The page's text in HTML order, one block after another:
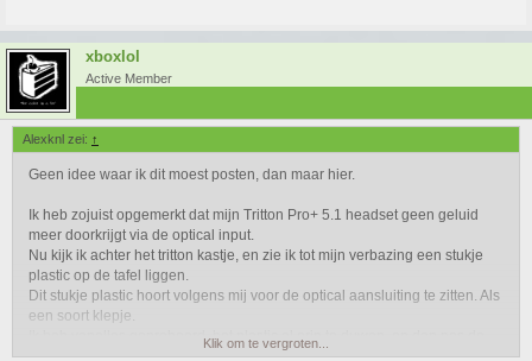
xboxlol
Active Member
Alexknl zei: ↑
Geen idee waar ik dit moest posten, dan maar hier.
Ik heb zojuist opgemerkt dat mijn Tritton Pro+ 5.1 headset geen geluid
meer doorkrijgt via de optical input.
Nu kijk ik achter het tritton kastje, en zie ik tot mijn verbazing een stukje
plastic op de tafel liggen.
Dit stukje plastic hoort volgens mij voor de optical aansluiting te zitten. Als
een soort klepje.
Ik heb vanalles geprobeerd, het plastic al erin te duwen, en dan pas de
kabel. Maar het werkt niet meer. De optische kabel klemt zich niet meer in
Klik om te vergroten...